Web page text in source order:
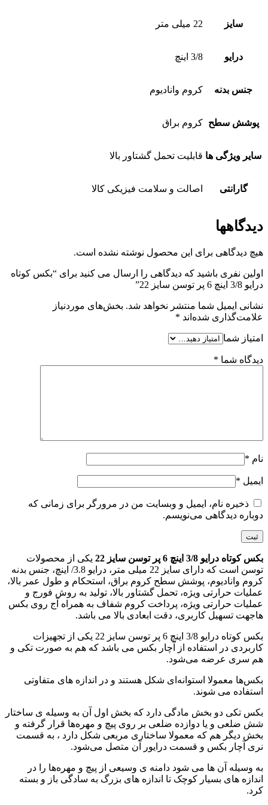
سایز 22 میلی متر
درایو 3/8 اینچ
جنس بدنه کروم وانادیوم
پوشش سطح کروم براق
سایر ویژگی ها قابلیت تحمل گشتاور بالا
گارانتی اصالت و سلامت فیزیکی کالا
دیدگاهها
هیچ دیدگاهی برای این محصول نوشته نشده است.
اولین نفری باشید که دیدگاهی را ارسال می کنید برای “بکس کوتاه
درایو 3/8 اینچ 6 پر توسن سایز 22”
نشانی ایمیل شما منتشر نخواهد شد. بخش‌های موردنیاز
علامت‌گذاری شده‌اند *
امتیاز شما
دیدگاه شما *
نام *
ایمیل *
ذخیره نام، ایمیل و وبسایت من در مرورگر برای زمانی که
دوباره دیدگاهی می‌نویسم.
بکس کوتاه درایو 3/8 اینچ 6 پر توسن سایز 22
یکی از محصولات
توسن است که دارای سایز 22 میلی متر، درایو 3.8/ اینچ، جنس بدنه
کروم وانادیوم، پوشش سطح کروم براق، استحکام و طول عمر بالا،
عملیات حرارتی ویژه، تحمل گشتاور بالا، تولید به روش فورج و
عملیات حرارتی ویژه، پرداخت کروم شفاف به همراه آج روی بکس
هاجهت تسهیل کاربری، دقت ابعادی بالا می باشد.
بکس کوتاه درایو 3/8 اینچ 6 پر توسن سایز 22 یکی از تجهیزات
کاربردی در استفاده از آچار بکس می باشد که هم به صورت تکی و
هم سری عرضه می‌شود.
بکس‌ها معمولا استوانه‌ای شکل هستند و در اندازه های متفاوتی
استفاده می‌ شوند.
بکس‌ تکی دو بخش مادگی دارد که بخش اول آن به وسیله ی ساختار
شش ضلعی و یا دوازده ضلعی بر روی پیچ و مهره‌ها قرار گرفته و
بخش دیگر هم که معمولا ساختاری مربعی شکل دارد ، به قسمت
نری آچار بکس و قسمت درایور آن متصل می‌شود.
به وسیله آن ها می شود دامنه ی وسیعی از پیچ و مهره‌ها را در
اندازه های بسیار کوچک تا اندازه های بزرگ به سادگی باز و بسته
کرد.